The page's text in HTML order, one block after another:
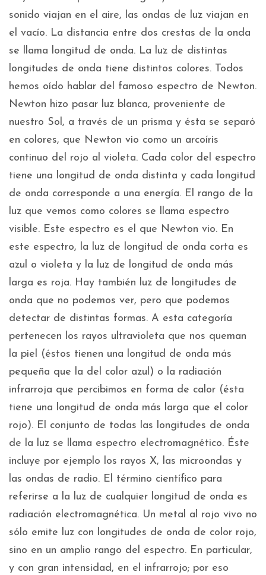
sonido viajan en el aire, las ondas de luz viajan en
el vacío. La distancia entre dos crestas de la onda
se llama longitud de onda. La luz de distintas
longitudes de onda tiene distintos colores. Todos
hemos oído hablar del famoso espectro de Newton.
Newton hizo pasar luz blanca, proveniente de
nuestro Sol, a través de un prisma y ésta se separó
en colores, que Newton vio como un arcoíris
continuo del rojo al violeta. Cada color del espectro
tiene una longitud de onda distinta y cada longitud
de onda corresponde a una energía. El rango de la
luz que vemos como colores se llama espectro
visible. Este espectro es el que Newton vio. En
este espectro, la luz de longitud de onda corta es
azul o violeta y la luz de longitud de onda más
larga es roja. Hay también luz de longitudes de
onda que no podemos ver, pero que podemos
detectar de distintas formas. A esta categoría
pertenecen los rayos ultravioleta que nos queman
la piel (éstos tienen una longitud de onda más
pequeña que la del color azul) o la radiación
infrarroja que percibimos en forma de calor (ésta
tiene una longitud de onda más larga que el color
rojo). El conjunto de todas las longitudes de onda
de la luz se llama espectro electromagnético. Éste
incluye por ejemplo los rayos X, las microondas y
las ondas de radio. El término científico para
referirse a la luz de cualquier longitud de onda es
radiación electromagnética. Un metal al rojo vivo no
sólo emite luz con longitudes de onda de color rojo,
sino en un amplio rango del espectro. En particular,
y con gran intensidad, en el infrarrojo; por eso